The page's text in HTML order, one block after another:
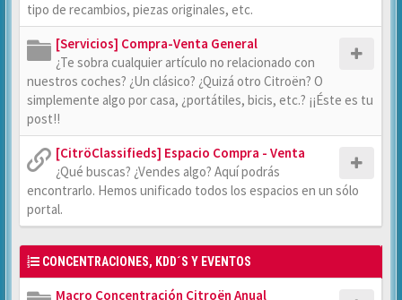
tipo de recambios, piezas originales, etc.
[Servicios] Compra-Venta General
¿Te sobra cualquier artículo no relacionado con
nuestros coches? ¿Un clásico? ¿Quizá otro Citroën? O
simplemente algo por casa, ¿portátiles, bicis, etc.? ¡¡Éste es tu
post!!
[CitröClassifieds] Espacio Compra - Venta
¿Qué buscas? ¿Vendes algo? Aquí podrás
encontrarlo. Hemos unificado todos los espacios en un sólo
portal.
CONCENTRACIONES, KDD´S Y EVENTOS
Macro Concentración Citroën Anual